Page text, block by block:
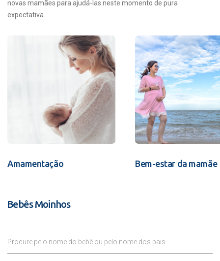
novas mamães para ajudá-las neste momento de pura
expectativa.
Amamentação Bem-estar da mamãe
Bebês Moinhos
Procure pelo nome do bebê ou pelo nome dos pais